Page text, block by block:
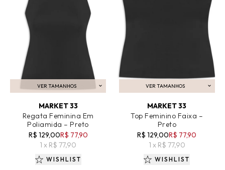
VER TAMANHOS
ADICIONAR AO CARRINHO
MARKET 33
Regata Feminina Em
Poliamida – Preto
R$ 129,00R$ 77,90
1 x R$ 77,90
WISHLIST
VER TAMANHOS
ADICIONAR AO CARRINHO
MARKET 33
Top Feminino Faixa –
Preto
R$ 129,00R$ 77,90
1 x R$ 77,90
WISHLIST